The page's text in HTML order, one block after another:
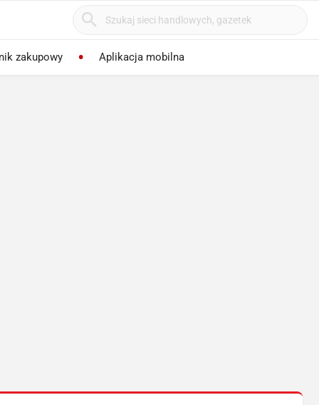
zakupowy Aplikacja mobilna